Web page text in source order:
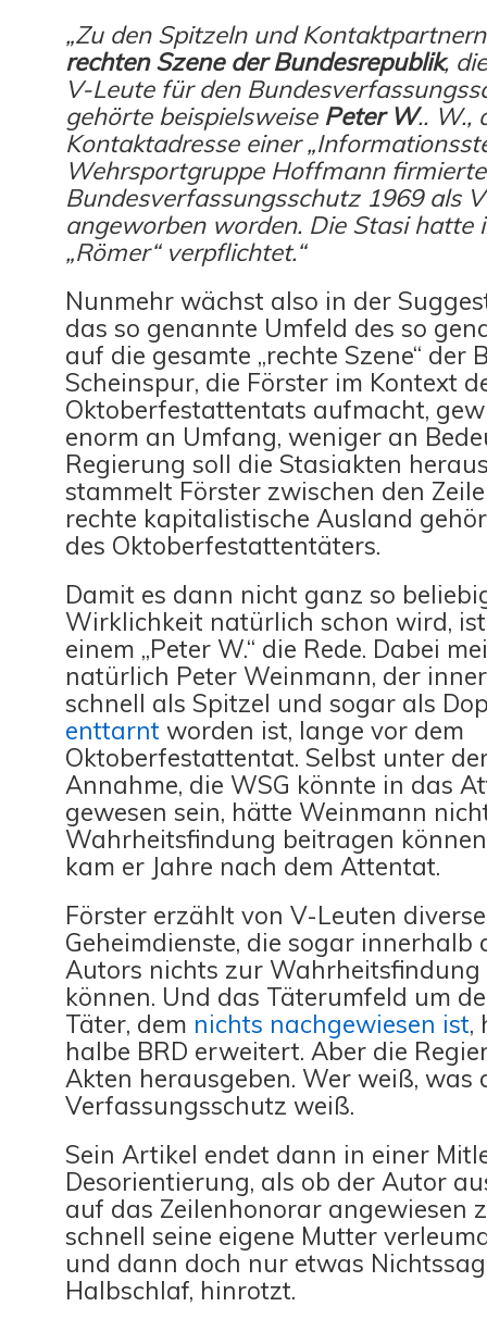
„Zu den Spitzeln und
rechten Szene der Bundesrepublik,
V-Leute für den
gehörte beispielsweise Peter W.. W.,
Kontaktadresse einer
Wehrsportgruppe Hoffmann
Bundesverfassungsschutz 1969 als
angeworben worden. Die Stasi hatte
„Römer“ verpflichtet.“
Nunmehr wächst also in der
das so genannte Umfeld des so
auf die gesamte „rechte Szene“ der
Scheinspur, die Förster im Kontext
Oktoberfestattentats aufmacht,
enorm an Umfang, weniger an
Regierung soll die Stasiakten
stammelt Förster zwischen den
rechte kapitalistische Ausland
des Oktoberfestattentäters.
Damit es dann nicht ganz so
Wirklichkeit natürlich schon wird,
einem „Peter W.“ die Rede. Dabei
natürlich Peter Weinmann, der
schnell als Spitzel und sogar als
enttarnt worden ist, lange vor dem
Oktoberfestattentat. Selbst unter
Annahme, die WSG könnte in das
gewesen sein, hätte Weinmann
Wahrheitsfindung beitragen
kam er Jahre nach dem Attentat.
Förster erzählt von V-Leuten
Geheimdienste, die sogar innerhalb
Autors nichts zur
können. Und das Täterumfeld um
Täter, dem nichts nachgewiesen ist,
halbe BRD erweitert. Aber die
Akten herausgeben. Wer weiß, was
Verfassungsschutz weiß.
Sein Artikel endet dann in einer
Desorientierung, als ob der Autor
auf das Zeilenhonorar angewiesen
schnell seine eigene Mutter
und dann doch nur etwas
Halbschlaf, hinrotzt.